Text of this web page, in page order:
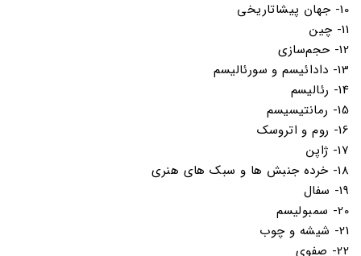
10- جهان پیشاتاریخی
11- چین
12- حجم‌سازی
13- دادائیسم و سورئالیسم
14- رئالیسم
15- رمانتیسیسم
16- روم و اتروسک
17- ژاپن
18- خرده جنبش ها و سبک های هنری
19- سفال
20- سمبولیسم
21- شیشه و چوب
22- صفوی